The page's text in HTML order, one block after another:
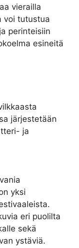
vierailla
voi tutustua
perinteisiin
esineitä
järjestetään
ja
yksi
eri puolilta
sekä
ystäviä.